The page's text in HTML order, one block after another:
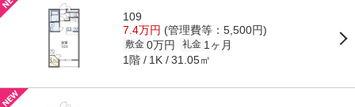
109
7.4万円 (管理費等：5,500円)
敷金 0万円 礼金 1ヶ月
1階 1K 31.05㎡